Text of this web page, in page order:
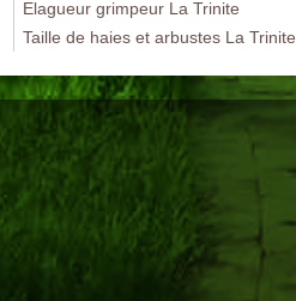
Elagueur grimpeur La Trinite
Taille de haies et arbustes La Trinite